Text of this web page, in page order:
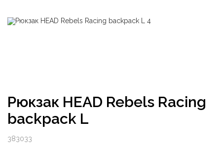
Рюкзак HEAD Rebels Racing
backpack L
383033